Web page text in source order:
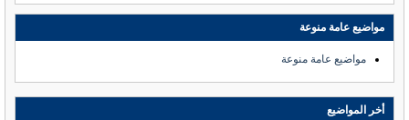
مواضيع عامة منوعة
مواضيع عامة منوعة
أخر المواضيع